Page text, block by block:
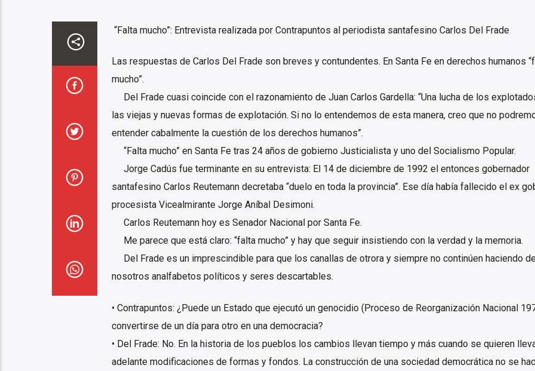
“Falta mucho”: Entrevista realizada por Contrapuntos al periodista santafesino Carlos Del Frade
Las respuestas de Carlos Del Frade son breves y contundentes. En Santa Fe en derechos humanos
mucho”.
Del Frade cuasi coincide con el razonamiento de Juan Carlos Gardella: “Una lucha de los
las viejas y nuevas formas de explotación. Si no lo entendemos de esta manera, creo que no
entender cabalmente la cuestión de los derechos humanos”.
“Falta mucho” en Santa Fe tras 24 años de gobierno Justicialista y uno del Socialismo Popular.
Jorge Cadús fue terminante en su entrevista: El 14 de diciembre de 1992 el entonces gobernador
santafesino Carlos Reutemann decretaba “duelo en toda la provincia”. Ese día había fallecido el ex
procesista Vicealmirante Jorge Aníbal Desimoni.
Carlos Reutemann hoy es Senador Nacional por Santa Fe.
Me parece que está claro: “falta mucho” y hay que seguir insistiendo con la verdad y la memoria.
Del Frade es un imprescindible para que los canallas de otrora y siempre no continúen haciendo
nosotros analfabetos políticos y seres descartables.
• Contrapuntos: ¿Puede un Estado que ejecutó un genocidio (Proceso de Reorganización Nacional
convertirse de un día para otro en una democracia?
• Del Frade: No. En la historia de los pueblos los cambios llevan tiempo y más cuando se quieren
adelante modificaciones de formas y fondos. La construcción de una sociedad democrática no se